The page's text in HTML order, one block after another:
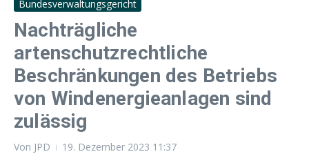
Bundesverwaltungsgericht
Nachträgliche
artenschutzrechtliche
Beschränkungen des Betriebs
von Windenergieanlagen sind
zulässig
Von JPD 19. Dezember 2023 11:37